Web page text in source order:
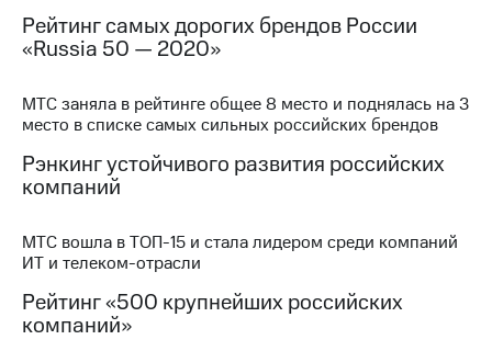
Раскрытие
информации
Документы
ПАО
Собрания
акционеров
кабинет
акционера
Акционерный
капитал
Контроль
и
Рейтинг самых дорогих брендов России
«Russia 50 — 2020»
МТС заняла в рейтинге общее 8 место и поднялась на 3
место в списке самых сильных российских брендов
Рэнкинг устойчивого развития российских
компаний
МТС вошла в ТОП-15 и стала лидером среди компаний
ИТ и телеком-отрасли
Рейтинг «500 крупнейших российских
компаний»